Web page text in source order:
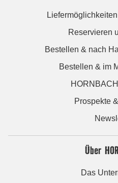
Reservieren
Bestellen & nach
Bestellen & im
Prospekte
Über
Das